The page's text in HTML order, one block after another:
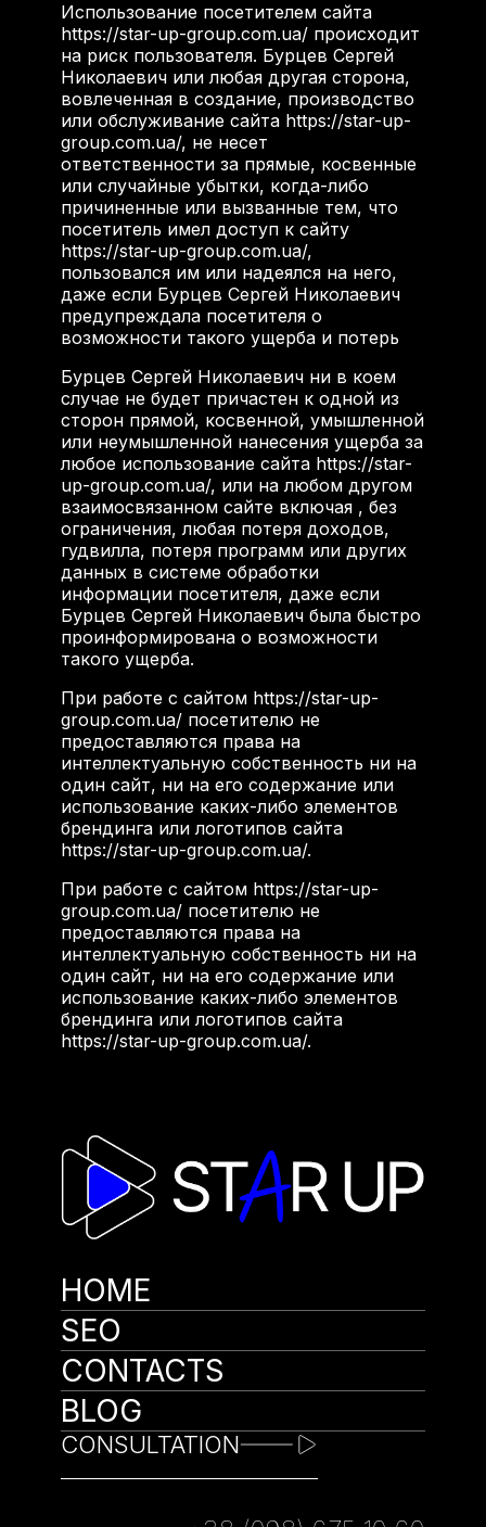
Использование посетителем сайта
https://star-up-group.com.ua/ происходит
на риск пользователя. Бурцев Сергей
Николаевич или любая другая сторона,
вовлеченная в создание, производство
или обслуживание сайта https://star-up-
group.com.ua/, не несет
ответственности за прямые, косвенные
или случайные убытки, когда-либо
причиненные или вызванные тем, что
посетитель имел доступ к сайту
https://star-up-group.com.ua/,
пользовался им или надеялся на него,
даже если Бурцев Сергей Николаевич
предупреждала посетителя о
возможности такого ущерба и потерь
Бурцев Сергей Николаевич ни в коем
случае не будет причастен к одной из
сторон прямой, косвенной, умышленной
или неумышленной нанесения ущерба за
любое использование сайта https://star-
up-group.com.ua/, или на любом другом
взаимосвязанном сайте включая , без
ограничения, любая потеря доходов,
гудвилла, потеря программ или других
данных в системе обработки
информации посетителя, даже если
Бурцев Сергей Николаевич была быстро
проинформирована о возможности
такого ущерба.
При работе с сайтом https://star-up-
group.com.ua/ посетителю не
предоставляются права на
интеллектуальную собственность ни на
один сайт, ни на его содержание или
использование каких-либо элементов
брендинга или логотипов сайта
https://star-up-group.com.ua/.
При работе с сайтом https://star-up-
group.com.ua/ посетителю не
предоставляются права на
интеллектуальную собственность ни на
один сайт, ни на его содержание или
использование каких-либо элементов
брендинга или логотипов сайта
https://star-up-group.com.ua/.
HOME
SEO
CONTACTS
BLOG
CONSULTATION